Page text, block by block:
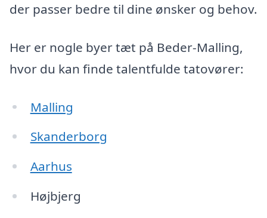
der passer bedre til dine ønsker og behov.
Her er nogle byer tæt på Beder-Malling,
hvor du kan finde talentfulde tatovører:
Malling
Skanderborg
Aarhus
Højbjerg